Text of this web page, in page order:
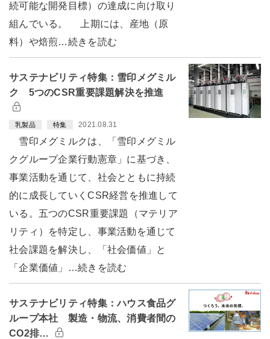
続可能な開発目標）の達成に向け取り
組んでいる。 上期には、産地（原
料）や焙煎…続きを読む
サステナビリティ特集：雪印メグミル
ク 5つのCSR重要課題解決を推進
乳製品 特集 2021.08.31
雪印メグミルクは、「雪印メグミル
クグループ企業行動憲章」に基づき、
事業活動を通じて、社会とともに持続
的に成長していくCSR経営を推進して
いる。五つのCSR重要課題（マテリア
リティ）を特定し、事業活動を通じて
社会課題を解決し、「社会価値」と
「企業価値」…続きを読む
サステナビリティ特集：ハウス食品グ
ループ本社 製造・物流、消費者間の
CO2排…